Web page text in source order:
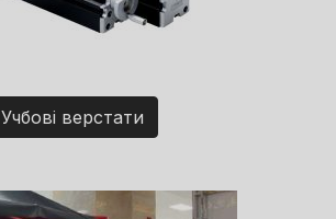
Учбові верстати